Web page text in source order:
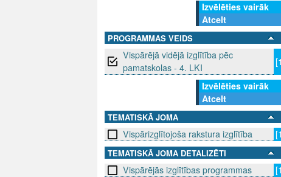
V
Izvēlēties vairāk
Atcelt
PROGRAMMAS VEIDS
Vispārējā vidējā izglītība pēc
pamatskolas - 4. LKI
Izvēlēties vairāk
Atcelt
TEMATISKĀ JOMA
Vispārizglītojoša rakstura izglītība
TEMATISKĀ JOMA DETALIZĒTI
Vispārējās izglītības programmas